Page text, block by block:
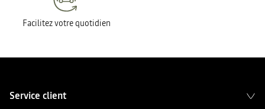
Facilitez votre quotidien
Service client